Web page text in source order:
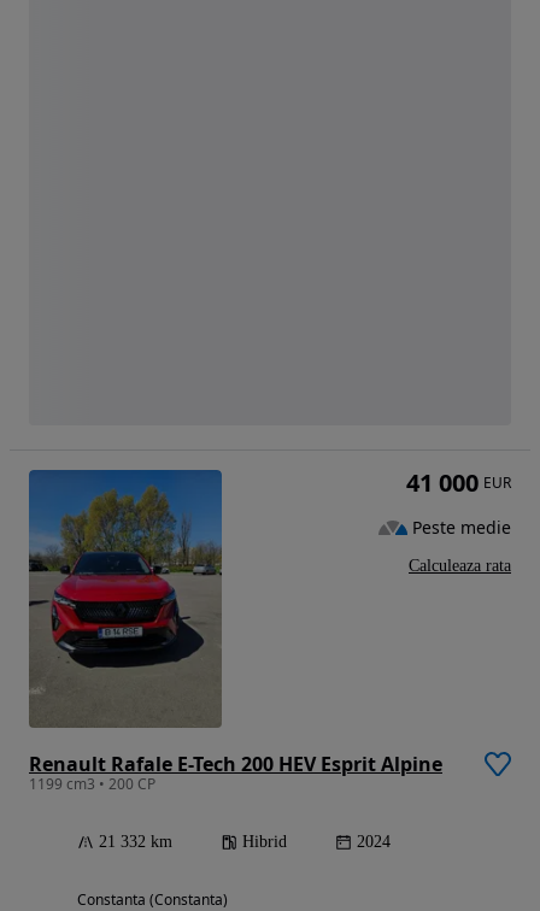
Renault Rafale E-Tech 200 HEV Esprit Alpine
1199 cm3 • 200 CP
21 332 km Hibrid 2024
Constanta (Constanta)
41 000 EUR
Peste medie
Calculeaza rata